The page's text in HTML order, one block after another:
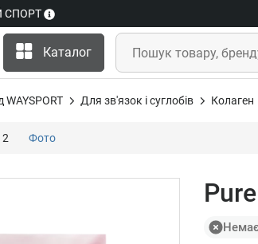
СПОРТ
Каталог
WAYSPORT Для зв'язок і суглобів Колаген
2 Фото